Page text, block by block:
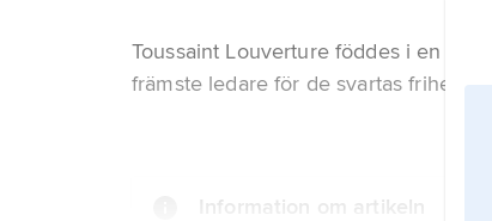
Toussaint Louverture föddes i en
främste ledare för de svartas
Information om artikeln